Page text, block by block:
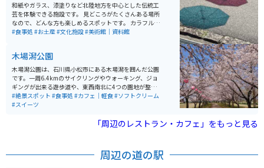
和紙やガラス、漆塗りなど北陸地方を中心とした伝統工
芸を体験できる施設です。 見どころがたくさんある場所
なので、どんな方も楽しめるスポットです。 カラフルな
傘や窓の格子につけられた風車など写真映えするところ
#食事処 #お土産#文化施設#美術館｜資料館
木場潟公園
木場潟公園は、石川県小松市にある木場潟を囲んだ公園
です。一周6.4kmのサイクリングやウォーキング、ジョ
ギングが出来る遊歩道や、東西南北に4つの園地が整備
されています。東園地には足湯やカフェ、ドッグランな
どもあります。季節によっては、カヌーやゲートゴルフ
#絶景スポット #食事処 #カフェ｜軽食#ソフトクリーム
#スイーツ
「周辺のレストラン・カフェ」をもっと見る
周辺の道の駅